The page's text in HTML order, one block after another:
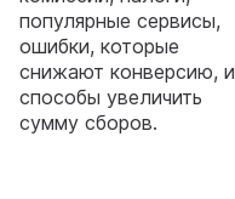
популярные сервисы,
ошибки, которые
снижают конверсию, и
способы увеличить
сумму сборов.